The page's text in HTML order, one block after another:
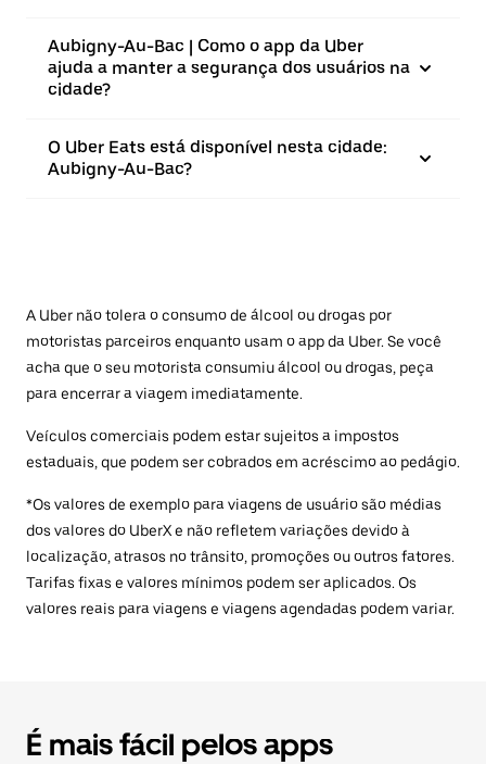
Aubigny-Au-Bac | Como o app da Uber
ajuda a manter a segurança dos usuários na
cidade?
O Uber Eats está disponível nesta cidade:
Aubigny-Au-Bac?
A Uber não tolera o consumo de álcool ou drogas por
motoristas parceiros enquanto usam o app da Uber. Se você
acha que o seu motorista consumiu álcool ou drogas, peça
para encerrar a viagem imediatamente.
Veículos comerciais podem estar sujeitos a impostos
estaduais, que podem ser cobrados em acréscimo ao pedágio.
*Os valores de exemplo para viagens de usuário são médias
dos valores do UberX e não refletem variações devido à
localização, atrasos no trânsito, promoções ou outros fatores.
Tarifas fixas e valores mínimos podem ser aplicados. Os
valores reais para viagens e viagens agendadas podem variar.
É mais fácil pelos apps